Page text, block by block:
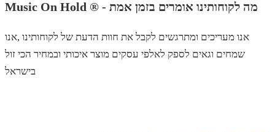
Music On Hold ® - מה לקוחותינו אומרים בזמן אמת
אנו מעריכים ומתרגשים לקבל את חוות הדעת של לקוחותינו ,אנו
שמחים וגאים לספק לאלפי עסקים מוצר איכותי ובמחיר הכי זול
בישראל